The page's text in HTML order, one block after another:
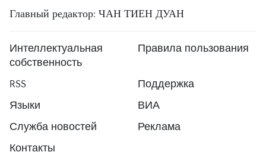
Главный редактор: ЧАН ТИЕН ДУАН
Интеллектуальная
собственность
Правила пользования
RSS
Поддержка
Языки
ВИА
Служба новостей
Реклама
Контакты